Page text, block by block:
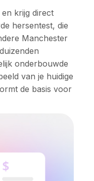
krijg direct
hersentest, die
Manchester
onderbouwde
van je huidige
de basis voor